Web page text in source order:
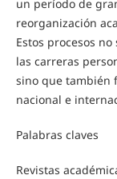
un período de
reorganización
Estos procesos
las carreras
sino que también
nacional e
Palabras claves
Revistas